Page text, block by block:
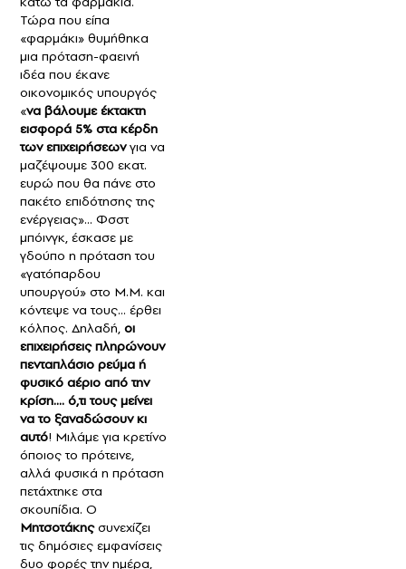
Τώρα που είπα
«φαρμάκι» θυμήθηκα
μια πρόταση-φαεινή
ιδέα που έκανε
οικονομικός υπουργός
«να βάλουμε έκτακτη
εισφορά 5% στα κέρδη
των επιχειρήσεωνγια να
μαζέψουμε 300 εκατ.
ευρώ που θα πάνε στο
πακέτο επιδότησης της
ενέργειας»… Φσστ
μπόινγκ, έσκασε με
γδούπο η πρόταση του
«γατόπαρδου
υπουργού» στο Μ.Μ. και
κόντεψε να τους... έρθει
κόλπος. Δηλαδή, οι
επιχειρήσεις πληρώνουν
πενταπλάσιο ρεύμα ή
φυσικό αέριο από την
κρίση…. ό,τι τους μείνει
να το ξαναδώσουν κι
αυτό! Μιλάμε για κρετίνο
όποιος το πρότεινε,
αλλά φυσικά η πρόταση
πετάχτηκε στα
σκουπίδια. Ο
Μητσοτάκηςσυνεχίζει
τις δημόσιες εμφανίσεις
δυο φορές την ημέρα,